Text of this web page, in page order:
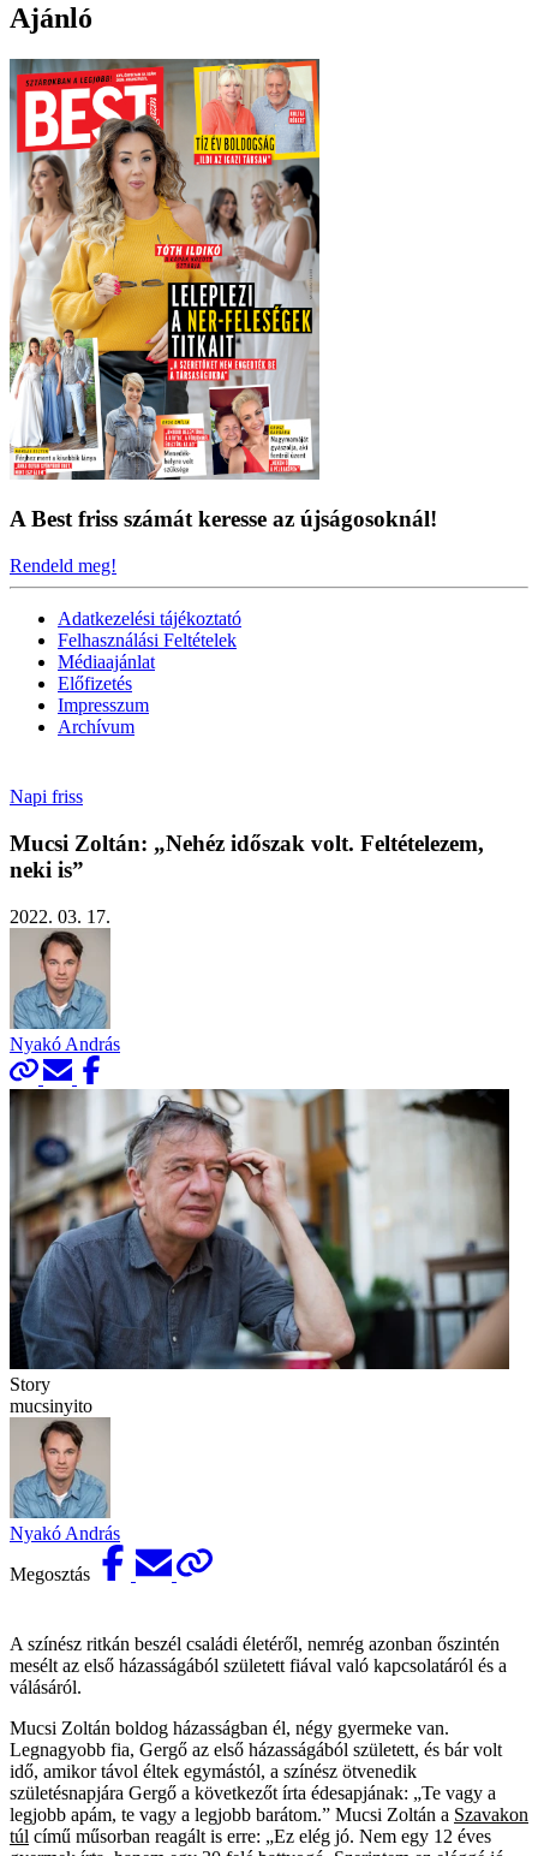
Ajánló
A Best friss számát keresse az újságosoknál!
Rendeld meg!
Adatkezelési tájékoztató
Felhasználási Feltételek
Médiaajánlat
Előfizetés
Impresszum
Archívum
Napi friss
Mucsi Zoltán: „Nehéz időszak volt. Feltételezem,
neki is”
2022. 03. 17.
Nyakó András
Story
mucsinyito
Nyakó András
Megosztás
A színész ritkán beszél családi életéről, nemrég azonban őszintén
mesélt az első házasságából született fiával való kapcsolatáról és a
válásáról.
Mucsi Zoltán boldog házasságban él, négy gyermeke van.
Legnagyobb fia, Gergő az első házasságából született, és bár volt
idő, amikor távol éltek egymástól, a színész ötvenedik
születésnapjára Gergő a következőt írta édesapjának: „Te vagy a
legjobb apám, te vagy a legjobb barátom.” Mucsi Zoltán a Szavakon
túl című műsorban reagált is erre: „Ez elég jó. Nem egy 12 éves